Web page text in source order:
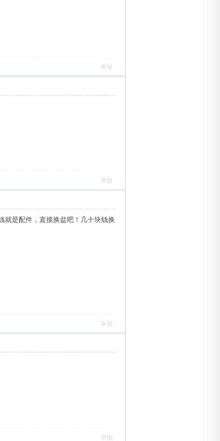
举报
举报
就是配件，直接换盆吧！几十块钱换
举报
举报